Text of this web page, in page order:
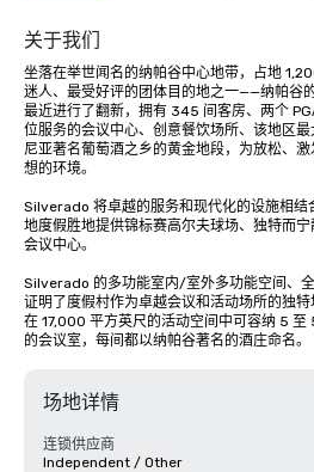
关于我们
坐落在举世闻名的纳帕谷中心地带，占地
迷人、最受好评的团体目的地之一——纳帕谷
最近进行了翻新，拥有 345 间客房、两个
位服务的会议中心、创意餐饮场所、该地区
尼亚著名葡萄酒之乡的黄金地段，为放松、
想的环境。
Silverado 将卓越的服务和现代化的设施相结
地度假胜地提供锦标赛高尔夫球场、独特而
会议中心。
Silverado 的多功能室内/室外多功能空间、
证明了度假村作为卓越会议和活动场所的独
在 17,000 平方英尺的活动空间中可容纳 5
的会议室，每间都以纳帕谷著名的酒庄命名。
场地详情
连锁供应商
Independent / Other